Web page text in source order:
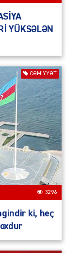
YÜKSƏLƏN
CƏMIYYƏT
3296
ki, heç